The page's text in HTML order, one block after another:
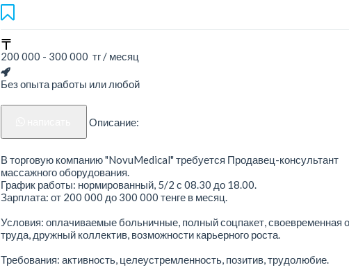
200 000 - 300 000 тг / месяц
Без опыта работы или любой
Описание:
В торговую компанию "NovuMedical" требуется Продавец-консультант
массажного оборудования.
График работы: нормированный, 5/2 с 08.30 до 18.00.
Зарплата: от 200 000 до 300 000 тенге в месяц.
Условия: оплачиваемые больничные, полный соцпакет, своевременная
труда, дружный коллектив, возможности карьерного роста.
Требования: активность, целеустремленность, позитив, трудолюбие.